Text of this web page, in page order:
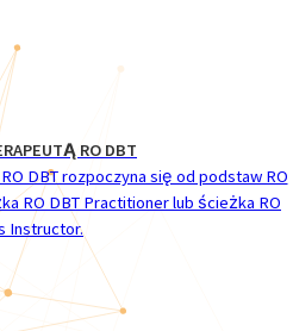
RO DBT
DBT rozpoczyna się od podstaw RO
RO DBT Practitioner lub ścieżka RO
Instructor.